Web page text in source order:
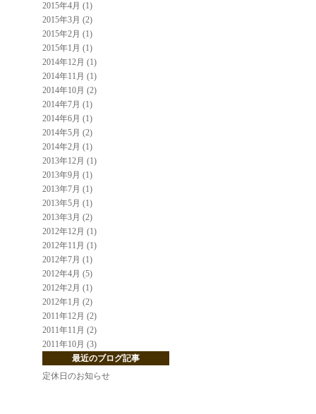
2015年4月 (1)
2015年3月 (2)
2015年2月 (1)
2015年1月 (1)
2014年12月 (1)
2014年11月 (1)
2014年10月 (2)
2014年7月 (1)
2014年6月 (1)
2014年5月 (2)
2014年2月 (1)
2013年12月 (1)
2013年9月 (1)
2013年7月 (1)
2013年5月 (1)
2013年3月 (2)
2012年12月 (1)
2012年11月 (1)
2012年7月 (1)
2012年4月 (5)
2012年2月 (1)
2012年1月 (2)
2011年12月 (2)
2011年11月 (2)
2011年10月 (3)
最近のブログ記事
定休日のお知らせ